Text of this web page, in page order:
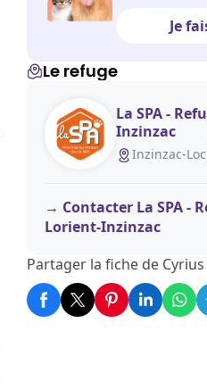
Je
Le refuge
La SPA -
Inzinzac
Inzinzac-
Contacter La SPA -
Lorient-Inzinzac
Partager la fiche de Cyrius